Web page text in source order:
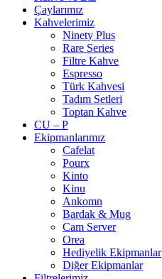
Çaylarımız
Kahvelerimiz
Ninety Plus
Rare Series
Filtre Kahve
Espresso
Türk Kahvesi
Tadım Setleri
Toptan Kahve
CU – P
Ekipmanlarımız
Cafelat
Pourx
Kinto
Kinu
Ankomn
Bardak & Mug
Cam Server
Orea
Hediyelik Ekipmanlar
Diğer Ekipmanlar